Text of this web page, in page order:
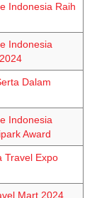
Indonesia Raih
Indonesia
Dalam
Indonesia
Award
Travel Expo
Mart 2024